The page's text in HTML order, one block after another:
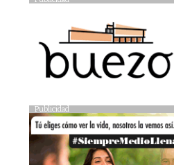
Publicidad